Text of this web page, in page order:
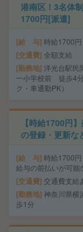
港南区！3名体
1700円[派遣]
給 与 時給1700円
交通費 全額支給
勤務地 洋光台駅
一小学校前 徒歩4
ク・車通勤PK）
【時給1700円
の登録・更新な
給 与 時給1700
給与の前払いが可能
交通費 交通費支給
勤務地 神奈川県横
歩1分